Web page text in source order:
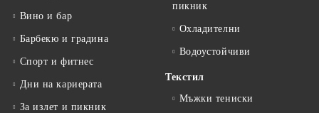
Вино и бар
Барбекю и градина
Спорт и фитнес
Дни на кариерата
За излет и пикник
пикник
Охладителни
Водоустойчиви
Текстил
Мъжки тениски